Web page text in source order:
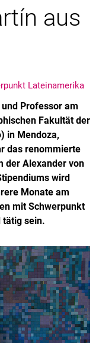
aus
Lateinamerika
und Professor am
Fakultät der
in Mendoza,
das renommierte
der Alexander von
wird
Monate am
mit Schwerpunkt
tätig sein.